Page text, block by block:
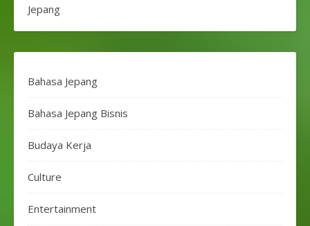
Jepang
Bahasa Jepang
Bahasa Jepang Bisnis
Budaya Kerja
Culture
Entertainment